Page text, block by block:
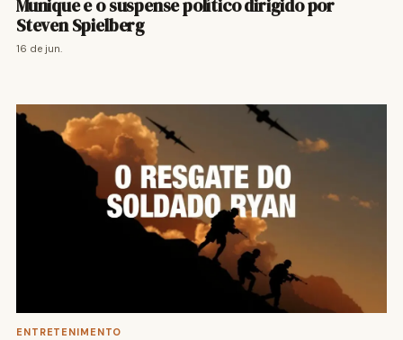
Munique e o suspense político dirigido por
Steven Spielberg
16 de jun.
ENTRETENIMENTO